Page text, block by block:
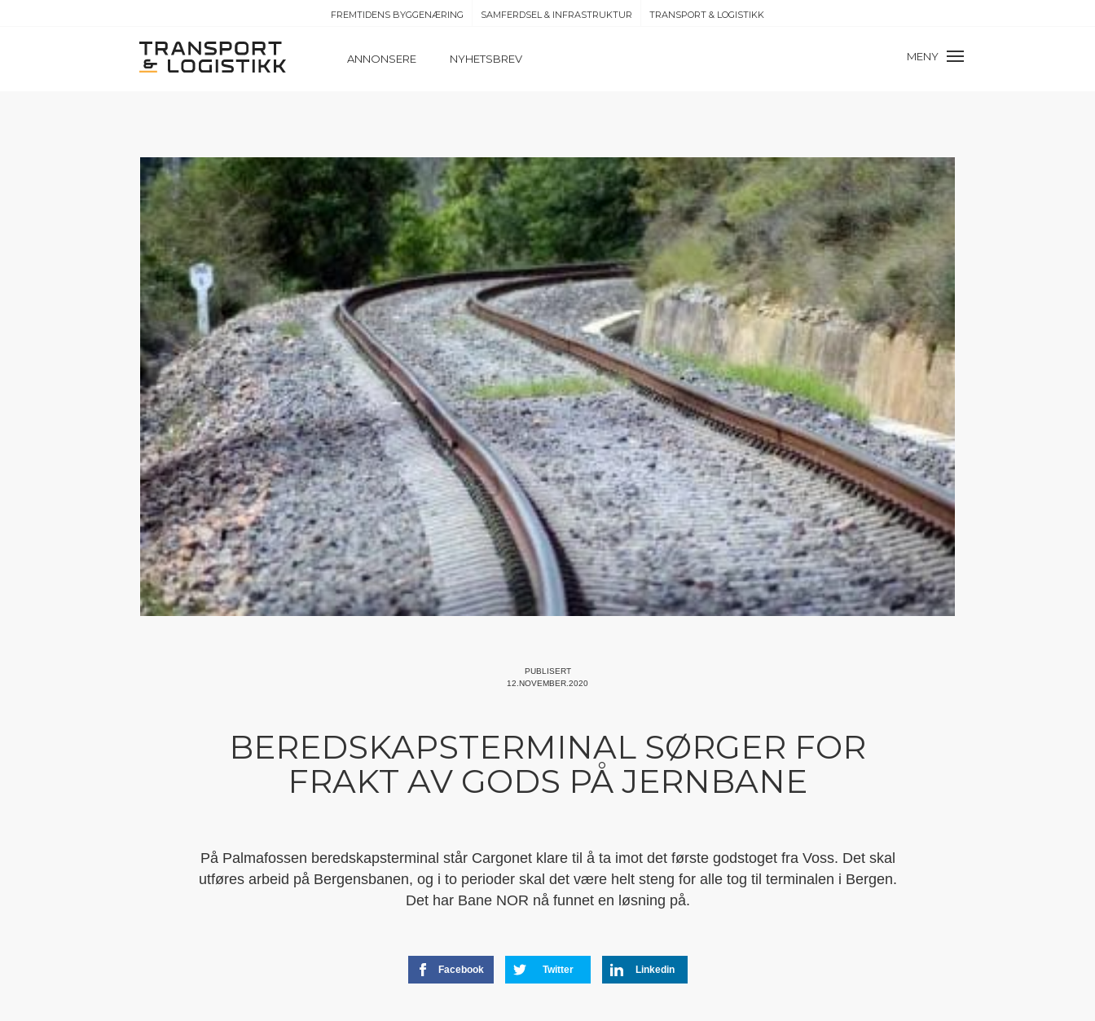
FREMTIDENS BYGGENÆRING SAMFERDSEL & INFRASTRUKTUR TRANSPORT & LOGISTIKK
ANNONSERE NYHETSBREV MENY
PUBLISERT
12.NOVEMBER.2020
BEREDSKAPSTERMINAL SØRGER FOR
FRAKT AV GODS PÅ JERNBANE
På Palmafossen beredskapsterminal står Cargonet klare til å ta imot det første godstoget fra Voss. Det skal
utføres arbeid på Bergensbanen, og i to perioder skal det være helt steng for alle tog til terminalen i Bergen.
Det har Bane NOR nå funnet en løsning på.
Facebook Twitter Linkedin